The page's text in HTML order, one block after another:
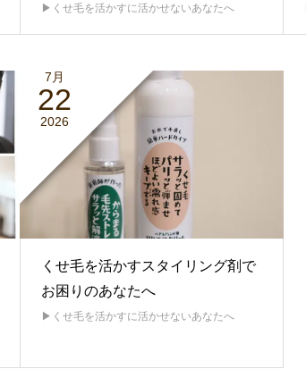
▶︎くせ毛を活かすに活かせないあなたへ
7月
22
2026
くせ毛を活かすスタイリング剤で
お困りのあなたへ
▶︎くせ毛を活かすに活かせないあなたへ